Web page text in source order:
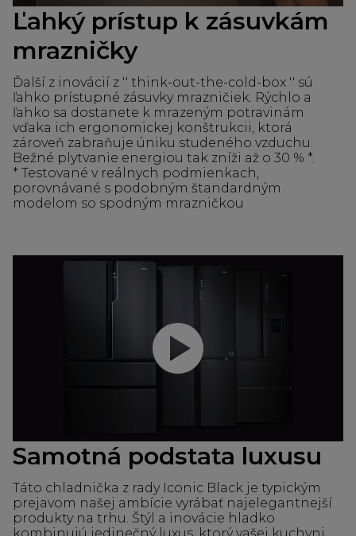
Ľahký prístup k zásuvkám
mrazničky
Ďalší z inovácií z '' think-out-the-cold-box '' sú
ľahko prístupné zásuvky mrazničiek. Rýchlo a
ľahko sa dostanete k mrazeným potravinám
vďaka ich ergonomickej konštrukcii, ktorá
zároveň zabraňuje úniku studeného vzduchu.
Bežné plytvanie energiou tak zníži až o 30 % *.
* Testované v reálnych podmienkach,
porovnávané s podobným štandardným
modelom so spodným mrazničkou
Prehrať video
Samotná podstata luxusu
Táto chladnička z rady Iconic Black je typickým
prejavom našej ambície vyrábať najelegantnejší
produkty na trhu. Štýl a inovácie hladko